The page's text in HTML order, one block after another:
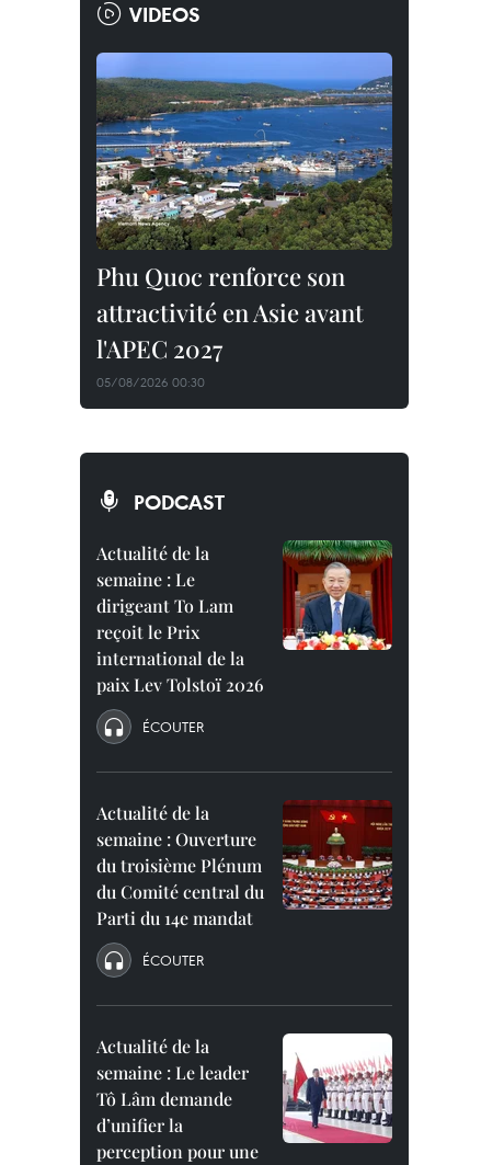
VIDEOS
Phu Quoc renforce son
attractivité en Asie avant
l'APEC 2027
05/08/2026 00:30
PODCAST
Actualité de la
semaine : Le
dirigeant To Lam
reçoit le Prix
international de la
paix Lev Tolstoï 2026
ÉCOUTER
Actualité de la
semaine : Ouverture
du troisième Plénum
du Comité central du
Parti du 14e mandat
ÉCOUTER
Actualité de la
semaine : Le leader
Tô Lâm demande
d’unifier la
perception pour une